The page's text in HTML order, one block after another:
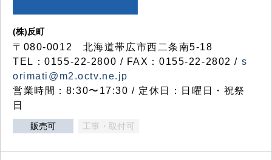
(株)反町
〒080-0012 北海道帯広市西二条南5-18
TEL：0155-22-2800 / FAX：0155-22-2802 / s
orimati@m2.octv.ne.jp
営業時間：8:30〜17:30 / 定休日：日曜日・祝祭
日
販売可 工事・取付可